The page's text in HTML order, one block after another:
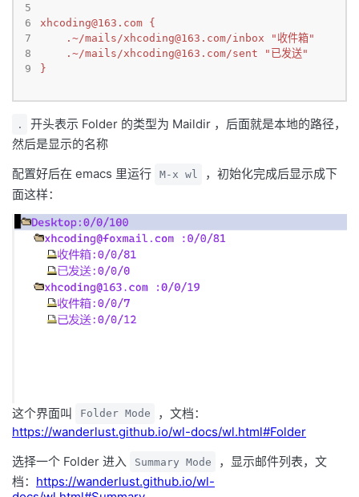
5
6
7
8
9
xhcoding@163.com {
.~/mails/xhcoding@163.com/inbox "收件箱"
.~/mails/xhcoding@163.com/sent "已发送"
}
.
开头表示 Folder 的类型为 Maildir ，后面就是本地的路径，
然后是显示的名称
配置好后在 emacs 里运行
M-x wl
，初始化完成后显示成下
面这样：
这个界面叫 Folder Mode
，文档：
https://wanderlust.github.io/wl-docs/wl.html#Folder
选择一个 Folder 进入
Summary Mode
，显示邮件列表，文
档： https://wanderlust.github.io/wl-